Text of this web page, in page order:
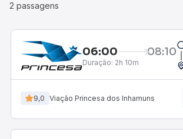
2 passagens
06:00 08:10
Duração: 2h 10m
9,0 Viação Princesa dos Inhamuns